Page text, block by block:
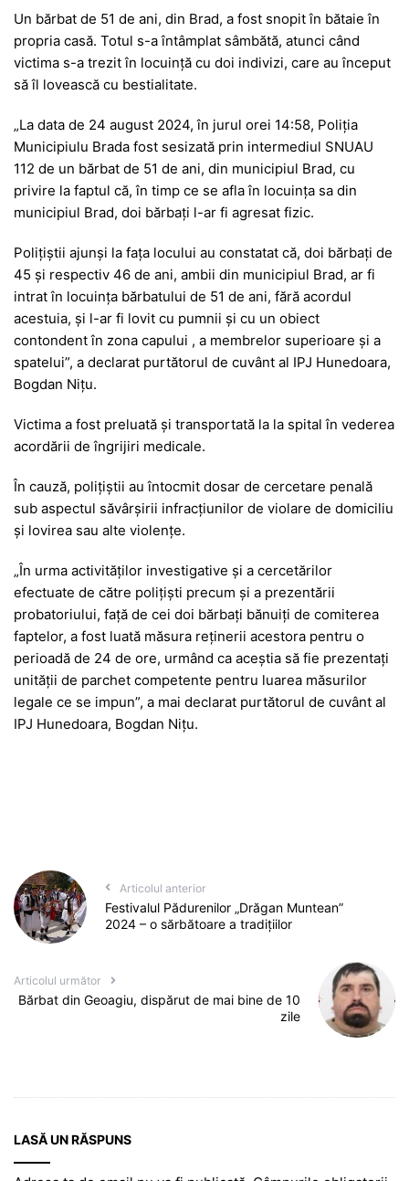
c
e
b
o
o
k
at
s
A
p
p
s
s
e
n
g
er
itt
er
e
gr
a
m
s
s
g
e
ta
je
z
ă
Un bărbat de 51 de ani, din Brad, a fost snopit în bătaie în
propria casă. Totul s-a întâmplat sâmbătă, atunci când
victima s-a trezit în locuință cu doi indivizi, care au început
să îl lovească cu bestialitate.
„La data de 24 august 2024, în jurul orei 14:58, Poliția
Municipiulu Brada fost sesizată prin intermediul SNUAU
112 de un bărbat de 51 de ani, din municipiul Brad, cu
privire la faptul că, în timp ce se afla în locuința sa din
municipiul Brad, doi bărbați l-ar fi agresat fizic.
Polițiștii ajunși la fața locului au constatat că, doi bărbați de
45 și respectiv 46 de ani, ambii din municipiul Brad, ar fi
intrat în locuința bărbatului de 51 de ani, fără acordul
acestuia, și l-ar fi lovit cu pumnii și cu un obiect
contondent în zona capului , a membrelor superioare și a
spatelui”, a declarat purtătorul de cuvânt al IPJ Hunedoara,
Bogdan Nițu.
Victima a fost preluată și transportată la la spital în vederea
acordării de îngrijiri medicale.
În cauză, polițiștii au întocmit dosar de cercetare penală
sub aspectul săvârşirii infracţiunilor de violare de domiciliu
și lovirea sau alte violențe.
„În urma activităților investigative și a cercetărilor
efectuate de către polițiști precum și a prezentării
probatoriului, față de cei doi bărbați bănuiți de comiterea
faptelor, a fost luată măsura reținerii acestora pentru o
perioadă de 24 de ore, urmând ca aceștia să fie prezentați
unității de parchet competente pentru luarea măsurilor
legale ce se impun”, a mai declarat purtătorul de cuvânt al
IPJ Hunedoara, Bogdan Nițu.
Articolul anterior
Festivalul Pădurenilor „Drăgan Muntean”
2024 – o sărbătoare a tradițiilor
Articolul următor
Bărbat din Geoagiu, dispărut de mai bine de 10
zile
LASĂ UN RĂSPUNS